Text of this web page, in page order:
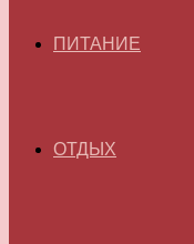
ПИТАНИЕ
ОТДЫХ